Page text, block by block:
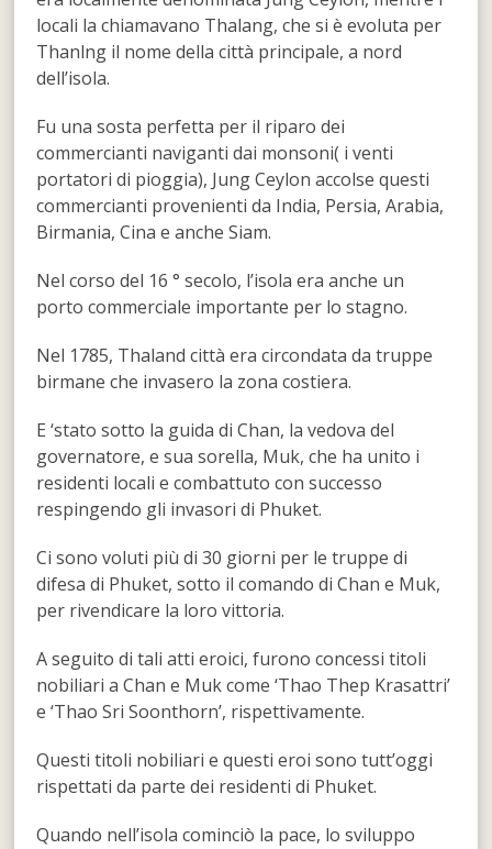
locali la chiamavano Thalang, che si è evoluta per
Thanlng il nome della città principale, a nord
dell’isola.
Fu una sosta perfetta per il riparo dei
commercianti naviganti dai monsoni( i venti
portatori di pioggia), Jung Ceylon accolse questi
commercianti provenienti da India, Persia, Arabia,
Birmania, Cina e anche Siam.
Nel corso del 16 ° secolo, l’isola era anche un
porto commerciale importante per lo stagno.
Nel 1785, Thaland città era circondata da truppe
birmane che invasero la zona costiera.
E ‘stato sotto la guida di Chan, la vedova del
governatore, e sua sorella, Muk, che ha unito i
residenti locali e combattuto con successo
respingendo gli invasori di Phuket.
Ci sono voluti più di 30 giorni per le truppe di
difesa di Phuket, sotto il comando di Chan e Muk,
per rivendicare la loro vittoria.
A seguito di tali atti eroici, furono concessi titoli
nobiliari a Chan e Muk come ‘Thao Thep Krasattri’
e ‘Thao Sri Soonthorn’, rispettivamente.
Questi titoli nobiliari e questi eroi sono tutt’oggi
rispettati da parte dei residenti di Phuket.
Quando nell’isola cominciò la pace, lo sviluppo